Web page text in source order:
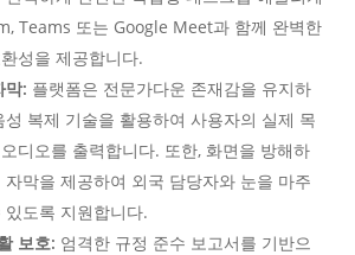
Teams 또는 Google Meet과 함께 완벽한
성을 제공합니다.
막: 플랫폼은 전문가다운 존재감을 유지하
성 복제 기술을 활용하여 사용자의 실제 목
디오를 출력합니다. 또한, 화면을 방해하
자막을 제공하여 외국 담당자와 눈을 마주
도록 지원합니다.
보호: 엄격한 규정 준수 보고서를 기반으